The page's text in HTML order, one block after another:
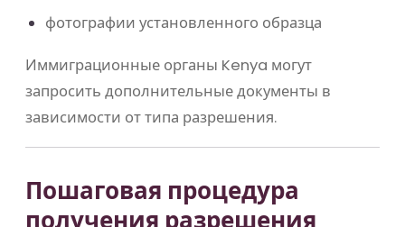
фотографии установленного образца
Иммиграционные органы Kenya могут
запросить дополнительные документы в
зависимости от типа разрешения.
Пошаговая процедура